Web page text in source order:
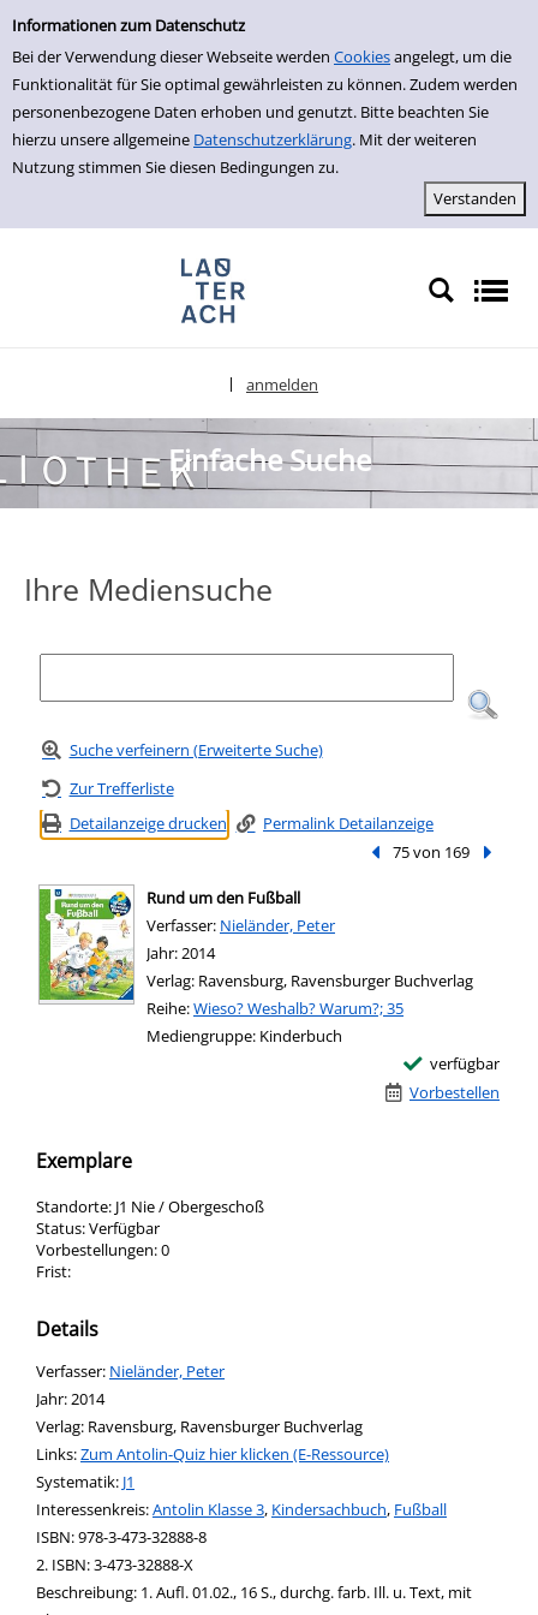
Einfache Suche
Informationen zum Datenschutz
Bei der Verwendung dieser Webseite werden Cookiesangelegt, um die
Funktionalität für Sie optimal gewährleisten zu können. Zudem werden
personenbezogene Daten erhoben und genutzt. Bitte beachten Sie
hierzu unsere allgemeine Datenschutzerklärung. Mit der weiteren
Nutzung stimmen Sie diesen Bedingungen zu.
zur Navigation springen
zum Inhalt springen
Zur Detailanzeige springen
anmelden
Einfache Suche
Ihre Mediensuche
Suche verfeinern (Erweiterte Suche)
Zur Trefferliste
Detailanzeige drucken
Permalink Detailanzeige
Vorheriger Treffer
75 von 169
Rund um den Fußball
Verfasser: Suche nach diesem Verfasser
Nieländer, Peter
Jahr:2014
Verlag: Ravensburg, Ravensburger Buchverlag
Reihe:Wieso? Weshalb? Warum?; 35
Mediengruppe: Kinderbuch
verfügbar
Vorbestellen
Exemplare
Standorte: J1 Nie / Obergeschoß
Status:Verfügbar
Vorbestellungen:0
Frist:
Details
Verfasser: Suche nach diesem Verfasser
Nieländer, Peter
Jahr:2014
Verlag: Ravensburg, Ravensburger Buchverlag
opens in new tab
Links:Diesen Link in neuem Tab öffnen
Zum Antolin-Quiz hier klicken (E-Ressource)
Systematik: Suche nach dieser Systematik
J1
Interessenkreis:Suche nach diesem Interessenskreis
Antolin Klasse 3, Kindersachbuch, Fußball
ISBN:978-3-473-32888-8
2. ISBN:3-473-32888-X
Beschreibung: 1. Aufl. 01.02., 16 S., durchg. farb. Ill. u. Text, mit